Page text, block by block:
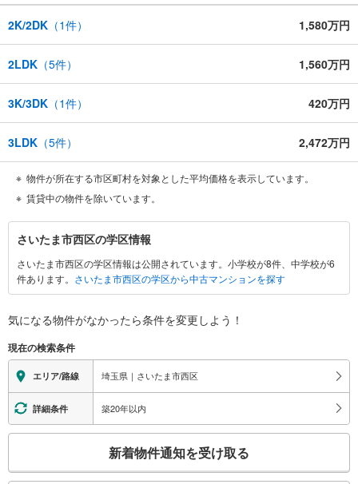
2K/2DK （1件） 1,580万円
2LDK （5件） 1,560万円
3K/3DK （1件） 420万円
3LDK （5件） 2,472万円
物件が所在する市区町村を対象とした平均価格を表示しています。
賃貸中の物件を除いています。
い
た
ま
西
に
関
す
る
情
さいたま市西区の学区情報
さいたま市西区の学区情報は公開されています。小学校が8件、中学校が6
件あります。 さいたま市西区の学区から中古マンションを探す
気になる物件がなかったら条件を変更しよう！
現在の検索条件
エリア/路線 埼玉県｜さいたま市西区
詳細条件 築20年以内
検
新着物件通知を受け取る